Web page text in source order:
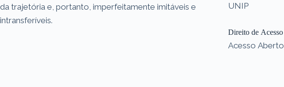
da trajetória e, portanto, imperfeitamente imitáveis e
intransferíveis.
UNIP
Direito de Acesso
Acesso Aberto